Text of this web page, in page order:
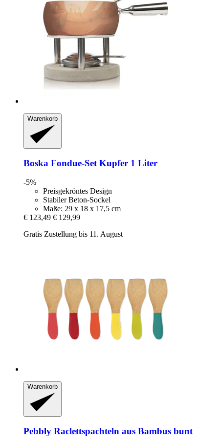
Warenkorb
Boska Fondue-​Set Kupfer 1 Liter
-5%
Preisgekröntes Design
Stabiler Beton-Sockel
Maße: 29 x 18 x 17,5 cm
€ 123,49 € 129,99
Gratis Zustellung bis 11. August
Warenkorb
Pebbly Raclettspachteln aus Bambus bunt